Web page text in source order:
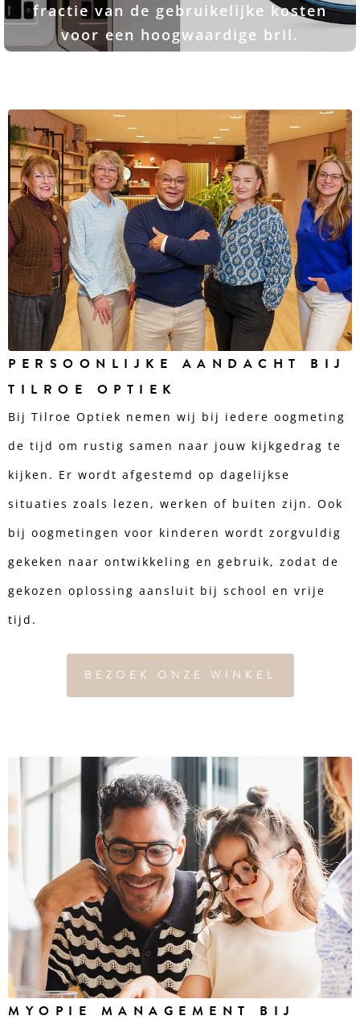
fractie van de gebruikelijke kosten
voor een hoogwaardige bril.
PERSOONLIJKE AANDACHT BIJ
TILROE OPTIEK
Bij Tilroe Optiek nemen wij bij iedere oogmeting
de tijd om rustig samen naar jouw kijkgedrag te
kijken. Er wordt afgestemd op dagelijkse
situaties zoals lezen, werken of buiten zijn. Ook
bij oogmetingen voor kinderen wordt zorgvuldig
gekeken naar ontwikkeling en gebruik, zodat de
gekozen oplossing aansluit bij school en vrije
tijd.
BEZOEK ONZE WINKEL
MYOPIE MANAGEMENT BIJ